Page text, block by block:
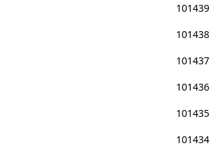
101439
101438
101437
101436
101435
101434